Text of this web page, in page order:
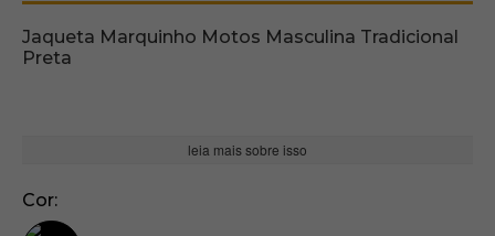
Jaqueta Marquinho Motos Masculina Tradicional
Preta
leia mais sobre isso
Cor